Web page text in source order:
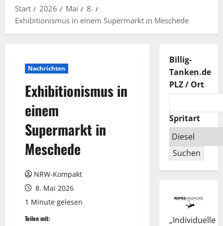
Start 2026 Mai
8.
Exhibitionismus in einem Supermarkt in Meschede
Nachrichten
Exhibitionismus in
einem
Supermarkt in
Meschede
NRW-Kompakt
8. Mai 2026
1 Minute gelesen
Teilen mit:
Billig-
Tanken.de
PLZ / Ort
Spritart
Suchen
„Individuelle